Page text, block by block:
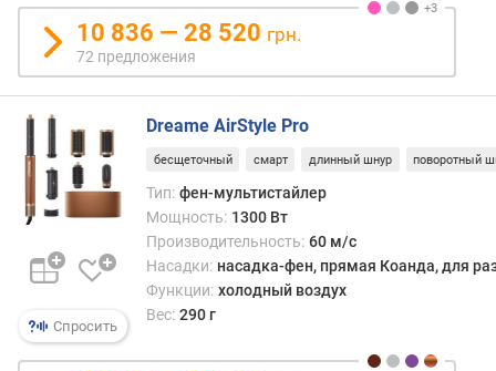
д
а
т
е
б
а
в
л
н
и
п
10 836 — 28 520 грн.
72 предложения
Спросить
Dreame AirStyle Pro
бесщеточный смарт длинный шнур поворотный
Тип: фен-мультистайлер
Мощность: 1300 Вт
Производительность: 60 м/с
Насадки: насадка-фен, прямая Коанда, для
Функции: холодный воздух
Вес: 290 г